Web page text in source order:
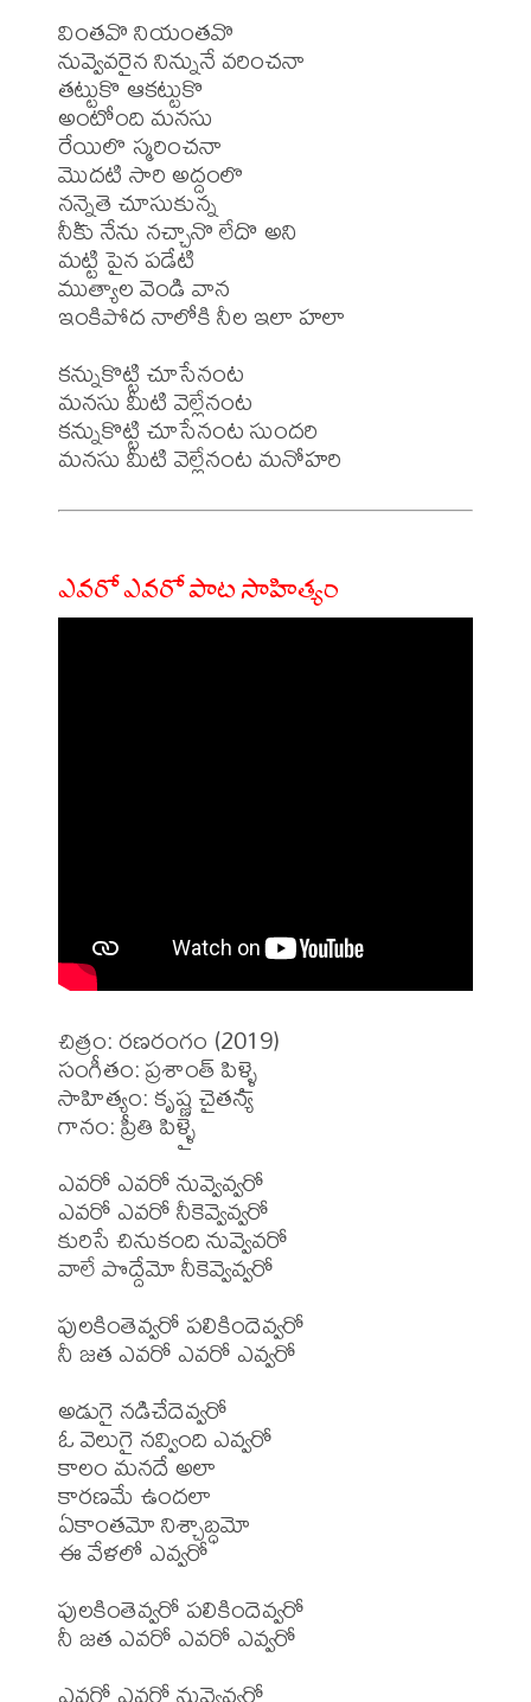
వింతవొ నియంతవొ
నువ్వెవరైన నిన్నునే వరించనా
తట్టుకొ ఆకట్టుకొ
అంటోంది మనసు
రేయిలొ స్మరించనా
మొదటి సారి అద్దంలొ
నన్నైతె చూసుకున్న
నీకు నేను నచ్చానొ లేదొ అని
మట్టి పైన పడేటి
ముత్యాల వెండి వాన
ఇంకిపోద నాలోకి నీల ఇలా హలా
కన్నుకొట్టి చూసేనంట
మనసు మీటి వెల్లేనంట
కన్నుకొట్టి చూసేనంట సుందరి
ఎవరో ఎవరో పాట సాహిత్యం
చిత్రం: రణరంగం (2019)
సంగీతం: ప్రశాంత్ పిళ్ళై
సాహిత్యం: కృష్ణ చైతన్య
గానం: ప్రీతి పిళ్ళై
ఎవరో ఎవరో నువ్వెవ్వరో
ఎవరో ఎవరో నీకెవ్వెవ్వరో
కురిసే చినుకంది నువ్వెవరో
వాలే పొద్దేమో నీకెవ్వెవ్వరో
పులకింతెవ్వరో పలికిందెవ్వరో
నీ జత ఎవరో ఎవరో ఎవ్వరో
అడుగై నడిచేదెవ్వరో
ఓ వెలుగై నవ్వింది ఎవ్వరో
కాలం మనదే అలా
కారణమే ఉందలా
ఏకాంతమో నిశ్చాబ్ధమో
ఈ వేళలో ఎవ్వరో
పులకింతెవ్వరో పలికిందెవ్వరో
నీ జత ఎవరో ఎవరో ఎవ్వరో